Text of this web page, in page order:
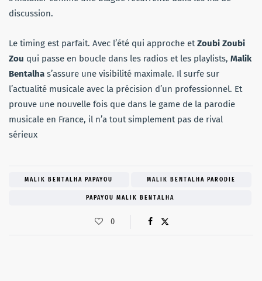
discussion.
Le timing est parfait. Avec l’été qui approche etZoubi Zoubi
Zou qui passe en boucle dans les radios et les playlists, Malik
Bentalha s’assure une visibilité maximale. Il surfe sur
l’actualité musicale avec la précision d’un professionnel. Et
prouve une nouvelle fois que dans le game de la parodie
musicale en France, il n’a tout simplement pas de rival
sérieux
MALIK BENTALHA PAPAYOU MALIK BENTALHA PARODIE
PAPAYOU MALIK BENTALHA
0